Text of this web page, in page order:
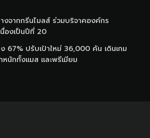
งจากกรีนไมลส์ ร่วมบริจาคองค์กร
องเป็นปีที่ 20
67% ปรับเป้าใหม่ 36,000 คัน เดินเกม
หนักทั้งแมส และพรีเมียม